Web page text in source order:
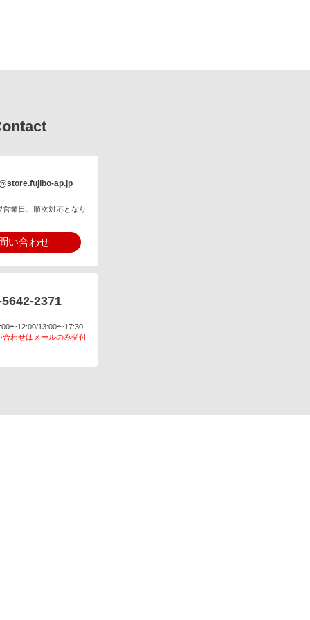
ap.jp
業日、順次対応となり
い合わせ
2371
〜12:00/13:00〜17:30
わせはメールのみ受付